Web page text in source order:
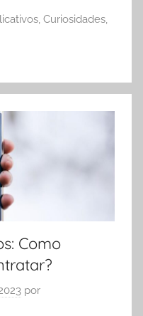
, Curiosidades,
Como
por